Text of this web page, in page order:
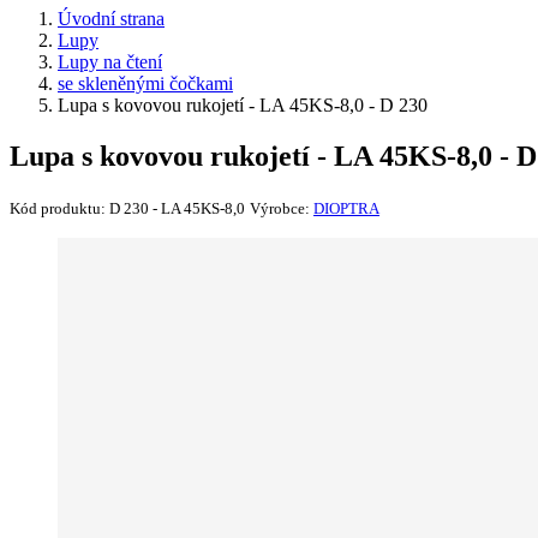
Úvodní strana
Lupy
Lupy na čtení
se skleněnými čočkami
Lupa s kovovou rukojetí - LA 45KS-8,0 - D 230
Lupa s kovovou rukojetí - LA 45KS-8,0 -
Kód produktu: D 230 - LA 45KS-8,0 Výrobce: DIOPTRA